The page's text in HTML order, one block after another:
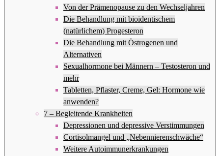
Von der Prämenopause zu den Wechseljahren
Die Behandlung mit bioidentischem
(natürlichem) Progesteron
Die Behandlung mit Östrogenen und
Alternativen
Sexualhormone bei Männern – Testosteron und
mehr
Tabletten, Pflaster, Creme, Gel: Hormone wie
anwenden?
7 – Begleitende Krankheiten
Depressionen und depressive Verstimmungen
Cortisolmangel und „Nebennierenschwäche“
Weitere Autoimmunerkrankungen